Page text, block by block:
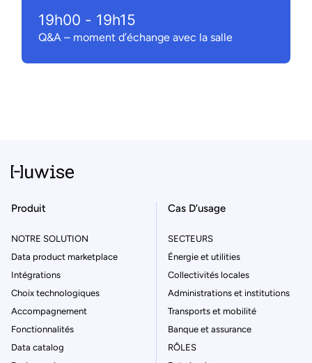
19h00 - 19h15
Q&A – moment d’échange avec la salle
Produit
NOTRE SOLUTION
Data product marketplace
Intégrations
Choix technologiques
Accompagnement
Fonctionnalités
Data catalog
Cas D’usage
SECTEURS
Énergie et utilities
Collectivités locales
Administrations et institutions
Transports et mobilité
Banque et assurance
RÔLES